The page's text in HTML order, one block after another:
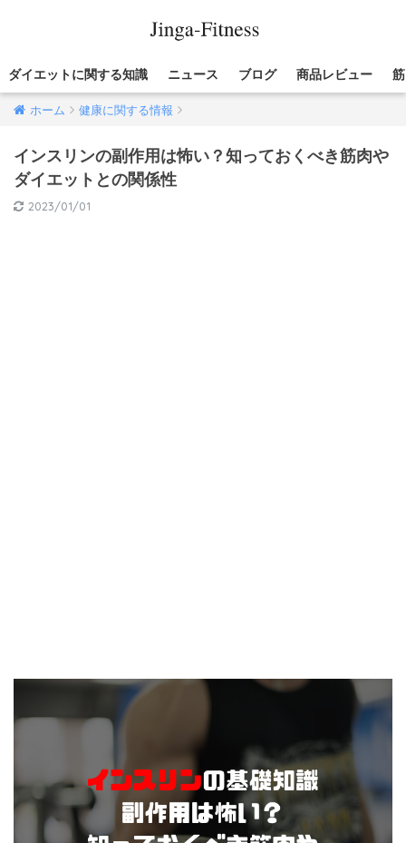
ダイエットに関する知識 ニュース ブログ 商品レビュー
ホーム 健康に関する情報
インスリンの副作用は怖い？知っておくべき筋肉や
ダイエットとの関係性
2023/01/01